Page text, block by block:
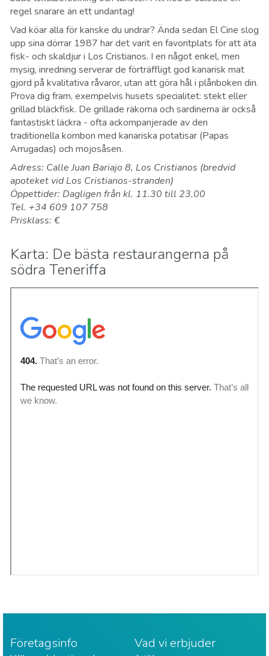
regel snarare än ett undantag!
Vad köar alla för kanske du undrar? Ända sedan El Cine slog
upp sina dörrar 1987 har det varit en favoritplats för att äta
fisk- och skaldjur i Los Cristianos. I en något enkel, men
mysig, inredning serverar de förträffligt god kanarisk mat
gjord på kvalitativa råvaror, utan att göra hål i plånboken din.
Prova dig fram, exempelvis husets specialitet: stekt eller
grillad bläckfisk. De grillade räkorna och sardinerna är också
fantastiskt läckra - ofta ackompanjerade av den
traditionella kombon med kanariska potatisar (Papas
Arrugadas) och mojosåsen.
Adress: Calle Juan Bariajo 8, Los Cristianos (bredvid
apoteket vid Los Cristianos-stranden)
Öppettider: Dagligen från kl. 11.30 till 23.00
Tel. +34 609 107 758
Prisklass: €
Karta: De bästa restaurangerna på
södra Teneriffa
Företagsinfo Vad vi erbjuder